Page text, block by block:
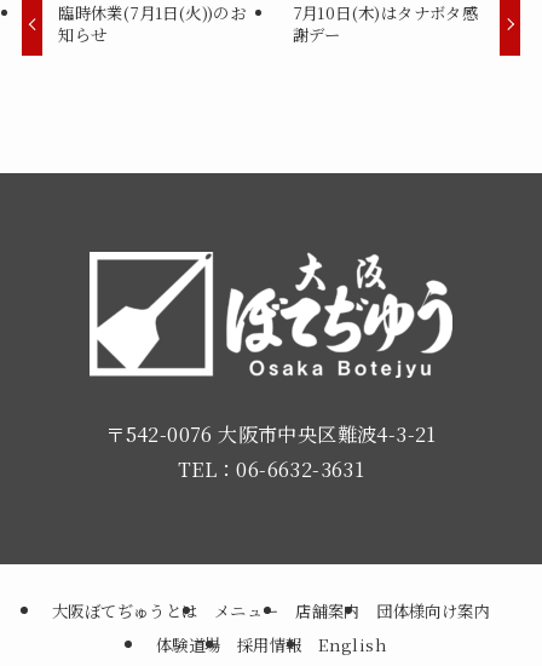
臨時休業(7月1日(火))のお
知らせ
7月10日(木)はタナボタ感
謝デー
〒542-0076 大阪市中央区難波4-3-21
TEL：06-6632-3631
大阪ぼてぢゅうとは メニュー 店舗案内
団体様向け案内
体験道場
採用情報 English